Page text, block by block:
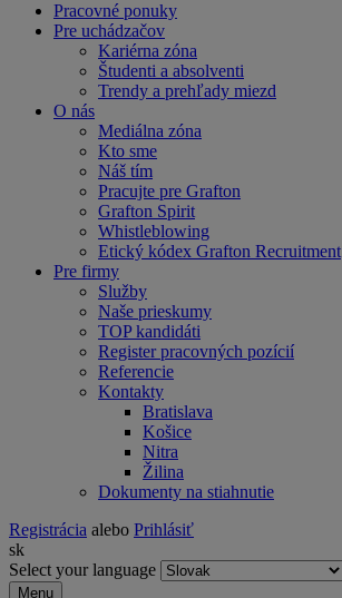
Pracovné ponuky
Pre uchádzačov
Kariérna zóna
Študenti a absolventi
Trendy a prehľady miezd
O nás
Mediálna zóna
Kto sme
Náš tím
Pracujte pre Grafton
Grafton Spirit
Whistleblowing
Etický kódex Grafton Recruitment
Pre firmy
Služby
Naše prieskumy
TOP kandidáti
Register pracovných pozícií
Referencie
Kontakty
Bratislava
Košice
Nitra
Žilina
Dokumenty na stiahnutie
Registrácia alebo Prihlásiť
sk
Select your language
Menu